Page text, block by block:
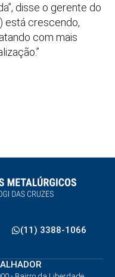
disse o gerente do
está crescendo,
com mais
(11) 3388-1066